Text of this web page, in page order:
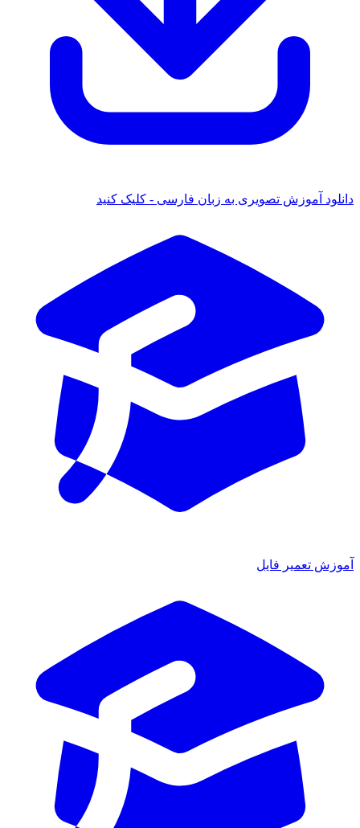
آموزش تصویری به زبان فارسی - کلیک کنید
تعمیر فایل